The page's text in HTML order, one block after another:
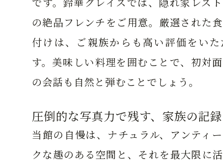
の絶品フレンチをご用意。厳選された
付けは、ご親族からも高い評価をい
す。美味しい料理を囲むことで、初対
の会話も自然と弾むことでしょう。
圧倒的な写真力で残す、家族の記録
当館の自慢は、ナチュラル、アンティ
クな趣のある空間と、それを最大限に